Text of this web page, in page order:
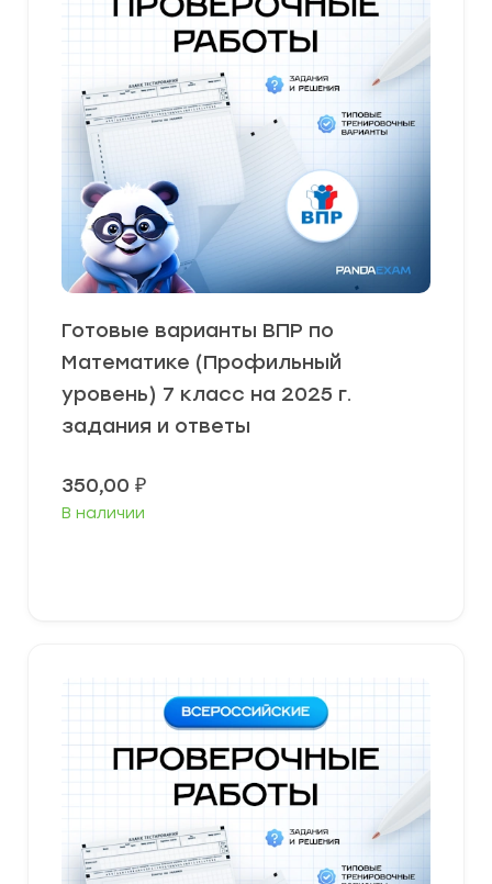
Готовые варианты ВПР по
Математике (Профильный
уровень) 7 класс на 2025 г.
задания и ответы
350,00 ₽
В наличии